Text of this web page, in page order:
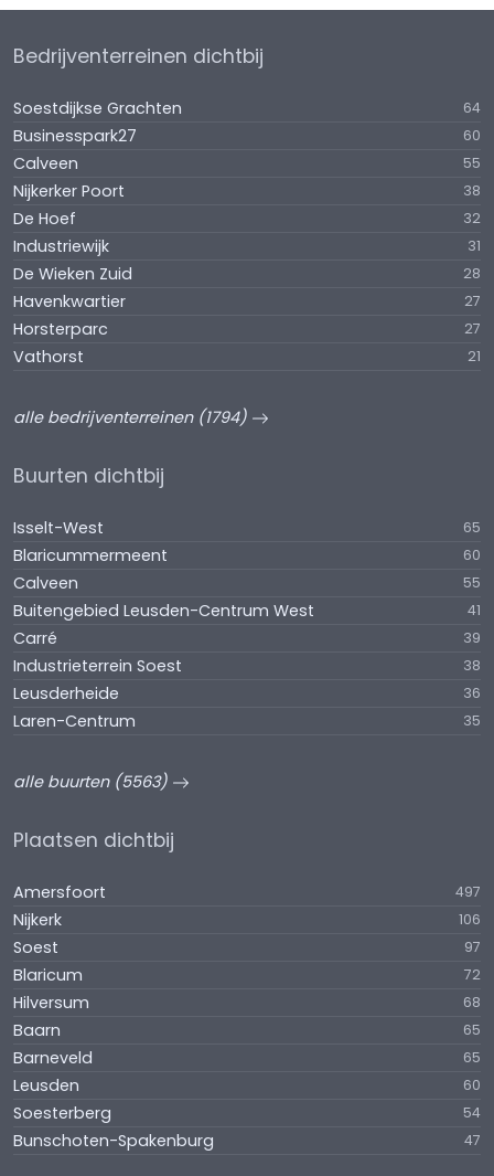
Bedrijventerreinen dichtbij
Soestdijkse Grachten 64
Businesspark27 60
Calveen 55
Nijkerker Poort 38
De Hoef 32
Industriewijk 31
De Wieken Zuid 28
Havenkwartier 27
Horsterparc 27
Vathorst 21
alle bedrijventerreinen (1794)
Buurten dichtbij
Isselt-West 65
Blaricummermeent 60
Calveen 55
Buitengebied Leusden-Centrum West 41
Carré 39
Industrieterrein Soest 38
Leusderheide 36
Laren-Centrum 35
alle buurten (5563)
Plaatsen dichtbij
Amersfoort 497
Nijkerk 106
Soest 97
Blaricum 72
Hilversum 68
Baarn 65
Barneveld 65
Leusden 60
Soesterberg 54
Bunschoten-Spakenburg 47